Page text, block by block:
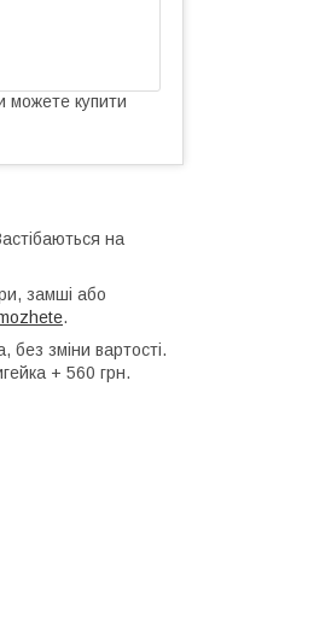
можете купити
на
замші або
.
зміни вартості.
+ 560 грн.